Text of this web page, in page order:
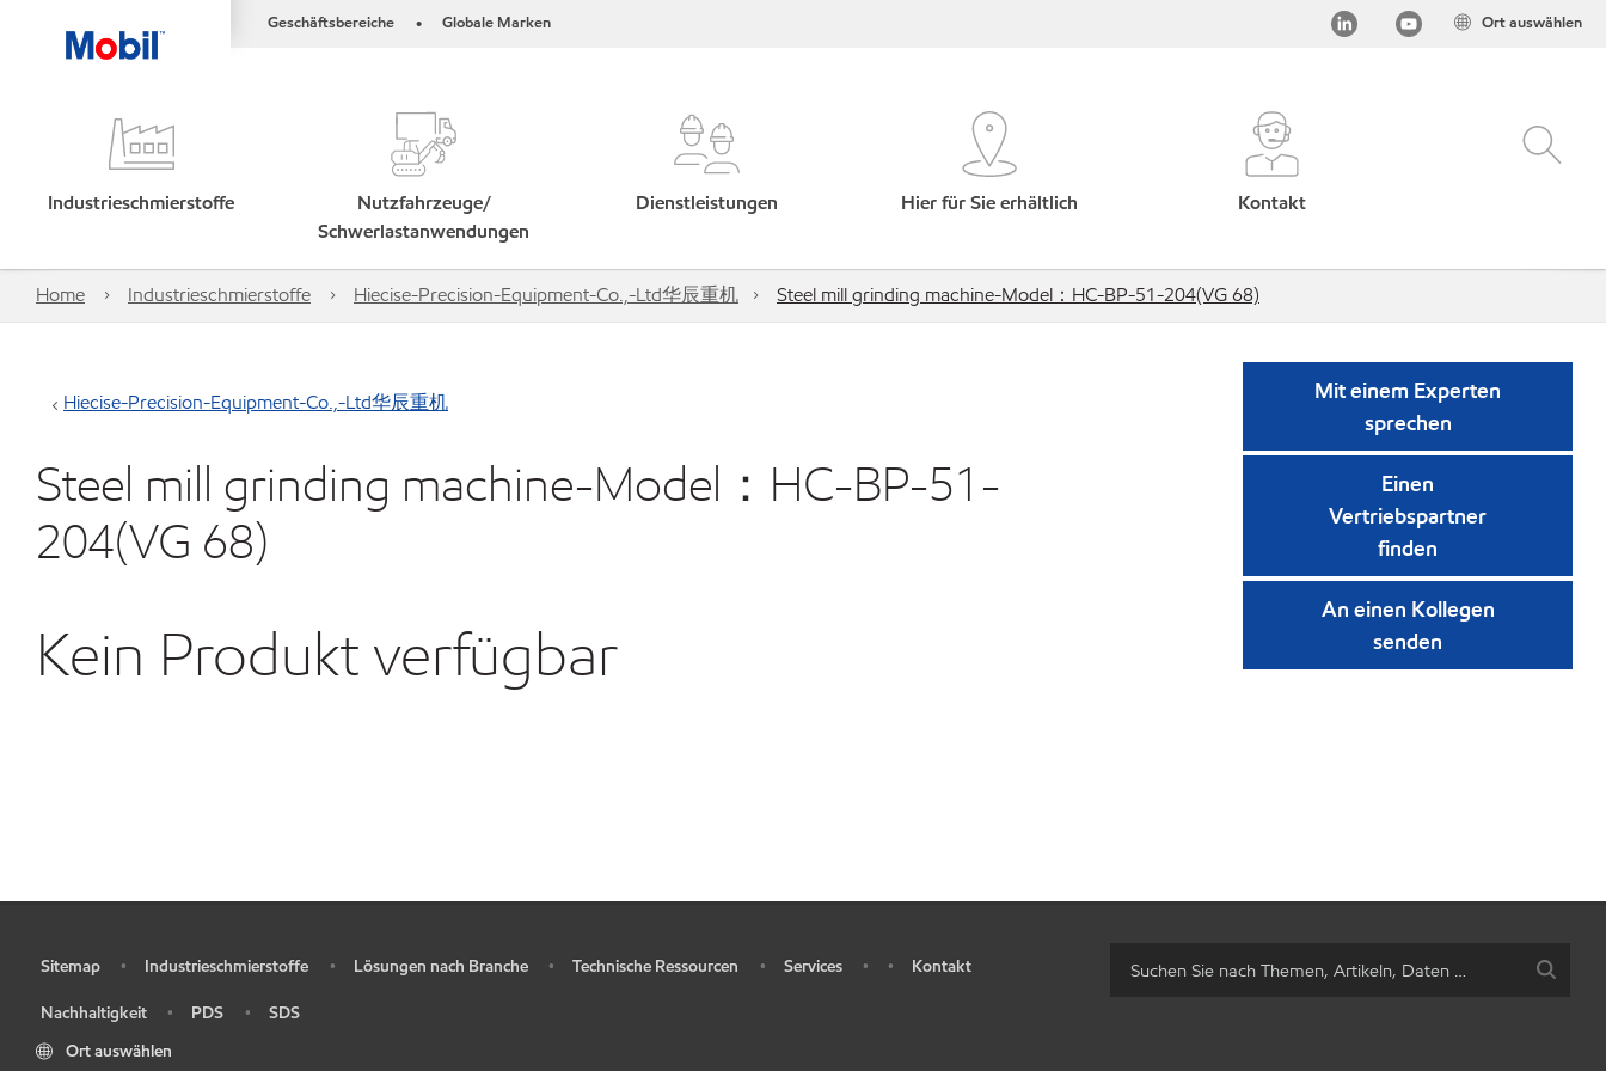
Geschäftsbereiche • Globale Marken Ort auswählen
Industrieschmierstoffe
Nutzfahrzeuge/
Schwerlastanwendungen
Dienstleistungen Hier für Sie erhältlich Kontakt
Home Industrieschmierstoffe Hiecise-Precision-Equipment-Co.,-Ltd华辰重机 Steel mill grinding machine-Model：HC-BP-51-204(VG 68)
Hiecise-Precision-Equipment-Co.,-Ltd华辰重机
Steel mill grinding machine-Model：HC-BP-51-
204(VG 68)
Kein Produkt verfügbar
Mit einem Experten
sprechen
Einen
Vertriebspartner
finden
An einen Kollegen
senden
Sitemap • Industrieschmierstoffe • Lösungen nach Branche • Technische Ressourcen • Services • • Kontakt
Nachhaltigkeit • PDS •
SDS
Ort auswählen